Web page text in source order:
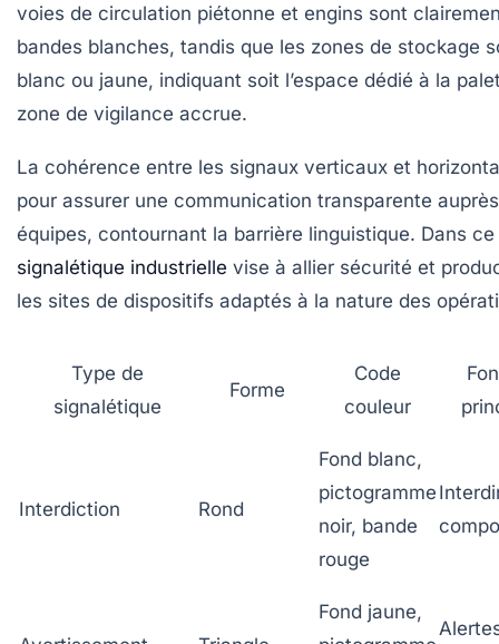
voies de circulation piétonne et engins sont
bandes blanches, tandis que les zones de stockage
blanc ou jaune, indiquant soit l’espace dédié à la
zone de vigilance accrue.
La cohérence entre les signaux verticaux et
pour assurer une communication transparente
équipes, contournant la barrière linguistique. Dans
signalétique industrielle vise à allier sécurité et
les sites de dispositifs adaptés à la nature des
Type de
signalétique
Forme
Code
couleur
Interdiction Rond
Fond blanc,
pictogramme
noir, bande
rouge
Fond jaune,